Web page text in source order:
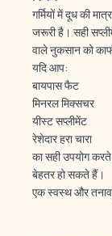
गर्मियों में दूध की
जरूरी है। सही
वाले नुकसान को
यदि आप:
बायपास फैट
मिनरल मिक्सचर
यीस्ट सप्लीमेंट
रेशेदार हरा चारा
का सही उपयोग करते
बेहतर हो सकते हैं।
एक स्वस्थ और